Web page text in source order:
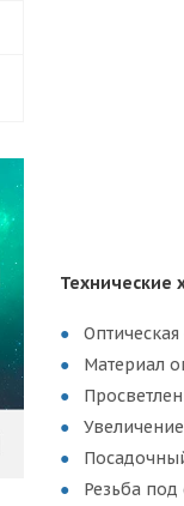
Технические
Материал
Резьба под